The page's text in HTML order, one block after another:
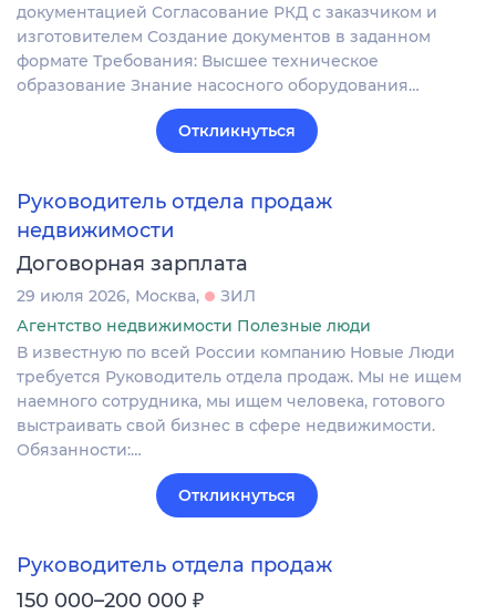
документацией Согласование РКД с заказчиком и
изготовителем Создание документов в заданном
формате Требования: Высшее техническое
образование Знание насосного оборудования…
Откликнуться
Руководитель отдела продаж
недвижимости
Договорная зарплата
29 июля 2026 Москва
ЗИЛ
Агентство недвижимости Полезные люди
В известную по всей России компанию Новые Люди
требуется Руководитель отдела продаж. Мы не ищем
наемного сотрудника, мы ищем человека, готового
выстраивать свой бизнес в сфере недвижимости.
Обязанности:…
Откликнуться
Руководитель отдела продаж
150 000–200 000 ₽